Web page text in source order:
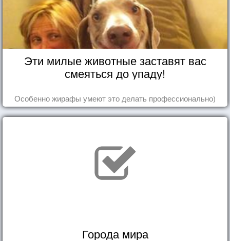
Эти милые животные заставят вас
смеяться до упаду!
Особенно жирафы умеют это делать профессионально)
Города мира